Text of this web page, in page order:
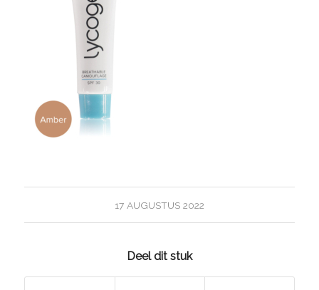
17 AUGUSTUS 2022
Deel dit stuk